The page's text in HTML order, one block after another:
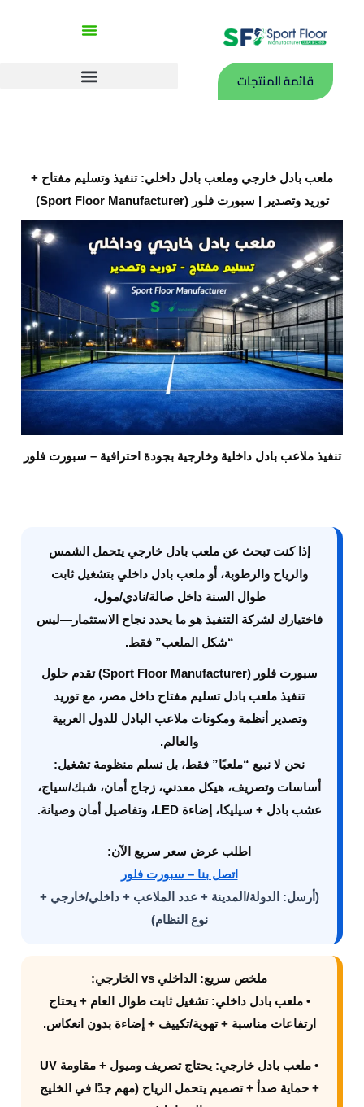
المحتوى
قائمة المنتجات
ملعب بادل خارجي وملعب بادل داخلي: تنفيذ وتسليم مفتاح +
توريد وتصدير | سبورت فلور (Sport Floor Manufacturer)
تنفيذ ملاعب بادل داخلية وخارجية بجودة احترافية – سبورت فلور
إذا كنت تبحث عنملعب بادل خارجي يتحمل الشمس
والرياح والرطوبة، أوملعب بادل داخلي بتشغيل ثابت
طوال السنة داخل صالة/نادي/مول،
فاختيارك لشركة التنفيذ هو ما يحدد نجاح الاستثمار—ليس
“شكل الملعب” فقط.
سبورت فلور (Sport Floor Manufacturer) تقدم حلول
تنفيذ ملعب بادل تسليم مفتاح داخل مصر، معتوريد
وتصدير
أنظمة ومكونات ملاعب البادل للدول العربية
والعالم.
نحن لا نبيع “ملعبًا” فقط، بل نسلم منظومة تشغيل:
أساسات وتصريف، هيكل معدني، زجاج أمان، شبك/سياج،
عشب بادل + سيليكا، إضاءة LED، وتفاصيل أمان وصيانة.
اطلب عرض سعر سريع الآن:
اتصل بنا – سبورت فلور
(أرسل: الدولة/المدينة + عدد الملاعب + داخلي/خارجي +
نوع النظام)
ملخص سريع: الداخلي vs الخارجي:
•ملعب بادل داخلي: تشغيل ثابت طوال العام + يحتاج
ارتفاعات مناسبة + تهوية/تكييف + إضاءة بدون انعكاس.
• ملعب بادل خارجي
: يحتاج تصريف وميول + مقاومة UV
+ حماية صدأ + تصميم يتحمل الرياح (مهم جدًا في الخليج